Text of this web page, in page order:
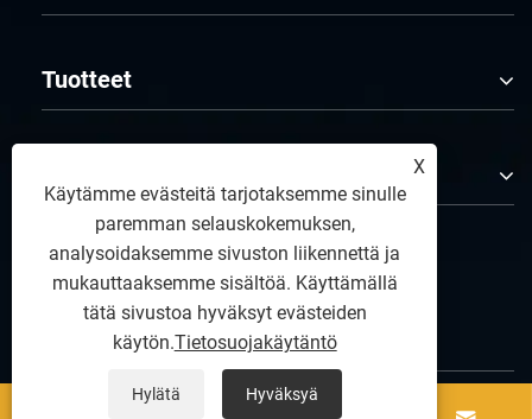
Tuotteet
SEURAA MEITÄ
X
Käytämme evästeitä tarjotaksemme sinulle
paremman selauskokemuksen,
analysoidaksemme sivuston liikennettä ja
mukauttaaksemme sisältöä. Käyttämällä
tätä sivustoa hyväksyt evästeiden
käytön.Tietosuojakäytäntö
Hylätä Hyväksyä